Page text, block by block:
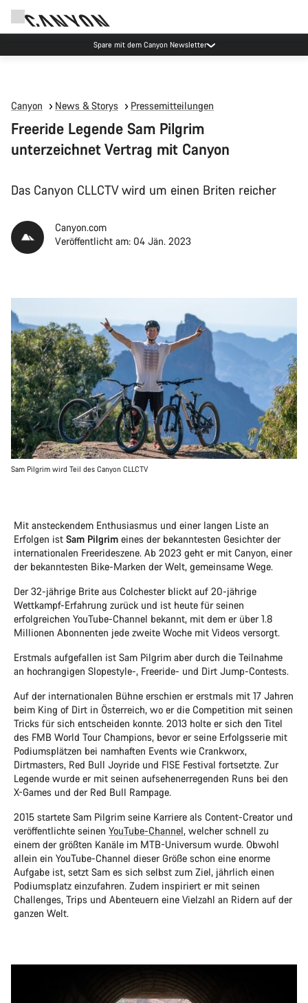
Spare mit dem Canyon Newsletter
Canyon News & Storys Pressemitteilungen
Freeride Legende Sam Pilgrim
unterzeichnet Vertrag mit Canyon
Das Canyon CLLCTV wird um einen Briten reicher
Canyon.com
Veröffentlicht am: 04 Jän. 2023
Sam Pilgrim wird Teil des Canyon CLLCTV
Mit ansteckendem Enthusiasmus und einer langen Liste an
Erfolgen ist Sam Pilgrim eines der bekanntesten Gesichter der
internationalen Freerideszene. Ab 2023 geht er mit Canyon, einer
der bekanntesten Bike-Marken der Welt, gemeinsame Wege.
Der 32-jährige Brite aus Colchester blickt auf 20-jährige
Wettkampf-Erfahrung zurück und ist heute für seinen
erfolgreichen YouTube-Channel bekannt, mit dem er über 1.8
Millionen Abonnenten jede zweite Woche mit Videos versorgt.
Erstmals aufgefallen ist Sam Pilgrim aber durch die Teilnahme
an hochrangigen Slopestyle-, Freeride- und Dirt Jump-Contests.
Auf der internationalen Bühne erschien er erstmals mit 17 Jahren
beim King of Dirt in Österreich, wo er die Competition mit seinen
Tricks für sich entscheiden konnte. 2013 holte er sich den Titel
des FMB World Tour Champions, bevor er seine Erfolgsserie mit
Podiumsplätzen bei namhaften Events wie Crankworx,
Dirtmasters, Red Bull Joyride und FISE Festival fortsetzte. Zur
Legende wurde er mit seinen aufsehenerregenden Runs bei den
X-Games und der Red Bull Rampage.
2015 startete Sam Pilgrim seine Karriere als Content-Creator und
veröffentlichte seinen YouTube-Channel, welcher schnell zu
einem der größten Kanäle im MTB-Universum wurde. Obwohl
allein ein YouTube-Channel dieser Größe schon eine enorme
Aufgabe ist, setzt Sam es sich selbst zum Ziel, jährlich einen
Podiumsplatz einzufahren. Zudem inspiriert er mit seinen
Challenges, Trips und Abenteuern eine Vielzahl an Ridern auf der
ganzen Welt.